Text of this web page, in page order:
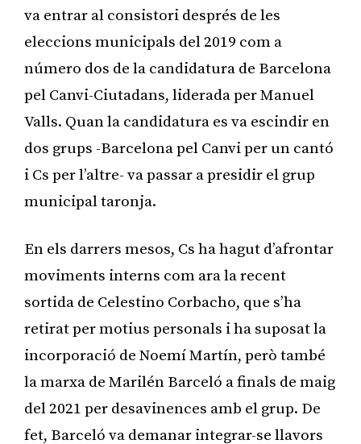
va entrar al consistori després de les
eleccions municipals del 2019 com a
número dos de la candidatura de Barcelona
pel Canvi-Ciutadans, liderada per Manuel
Valls. Quan la candidatura es va escindir en
dos grups -Barcelona pel Canvi per un cantó
i Cs per l’altre- va passar a presidir el grup
municipal taronja.
En els darrers mesos, Cs ha hagut d’afrontar
moviments interns com ara la recent
sortida de Celestino Corbacho, que s’ha
retirat per motius personals i ha suposat la
incorporació de Noemí Martín, però també
la marxa de Marilén Barceló a finals de maig
del 2021 per desavinences amb el grup. De
fet, Barceló va demanar integrar-se llavors